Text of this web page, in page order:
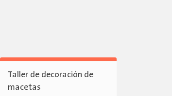
Taller de decoración de
macetas